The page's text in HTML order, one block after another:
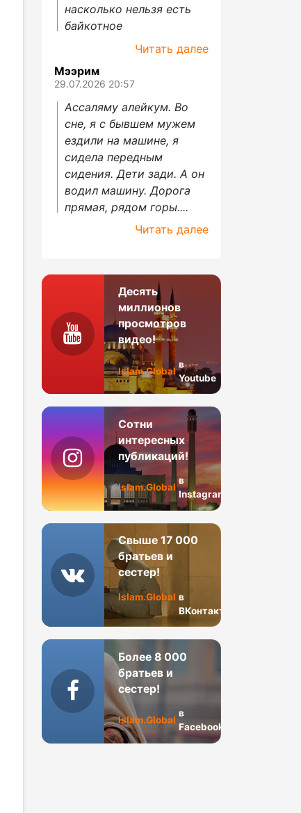
насколько нельзя есть
байкотное
Читать далее
Мээрим
29.07.2026 20:57
Ассаляму алейкум. Во
сне, я с бывшем мужем
ездили на машине, я
сидела передным
сидения. Дети зади. А он
водил машину. Дорога
прямая, рядом горы....
Читать далее
Десять
миллионов
просмотров
видео!
Islam.Global
в
Youtube
Сотни
интересных
публикаций!
Islam.Global
в
Instagram
Свыше 17 000
братьев и
сестер!
Islam.Global в
ВКонтакте
Более 8 000
братьев и
сестер!
Islam.Global
в
Facebook